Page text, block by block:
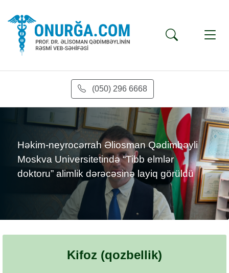
(050) 296 6668
Həkim-neyrocərrah Əliosman Qədimbəyli
Moskva Universitetində “Tibb elmlər
doktoru” alimlik dərəcəsinə layiq görüldü
Kifoz (qozbellik)